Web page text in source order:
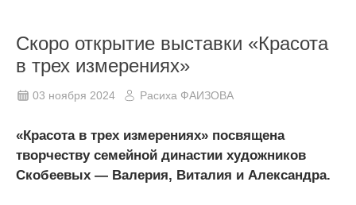
Скоро открытие выставки «Красота
в трех измерениях»
03 ноября 2024 Расиха ФАИЗОВА
«Красота в трех измерениях» посвящена
творчеству семейной династии художников
Скобеевых — Валерия, Виталия и Александра.